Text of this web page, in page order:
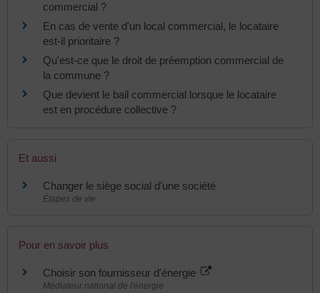
commercial ?
En cas de vente d'un local commercial, le locataire
est-il prioritaire ?
Qu'est-ce que le droit de préemption commercial de
la commune ?
Que devient le bail commercial lorsque le locataire
est en procédure collective ?
Et aussi
Changer le siège social d'une société
Étapes de vie
Pour en savoir plus
Choisir son fournisseur d'énergie
Médiateur national de l'énergie